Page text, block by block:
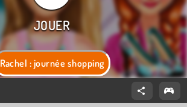
Rachel : journée shopping